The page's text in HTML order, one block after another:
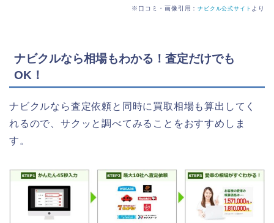
※口コミ・画像引用：ナビクル公式サイト より
ナビクルなら相場もわかる！査定だけでも
OK！
ナビクルなら査定依頼と同時に買取相場も算出してく
れるので、サクッと調べてみることをおすすめしま
す。